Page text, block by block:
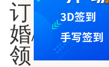
订
婚/
领